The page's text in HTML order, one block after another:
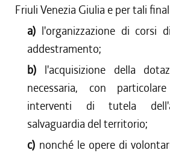
Friuli Venezia Giulia e per tali
a) l'organizzazione di corsi
addestramento;
b) l'acquisizione della
necessaria, con
interventi di tutela
salvaguardia del territorio;
c) nonché le opere di